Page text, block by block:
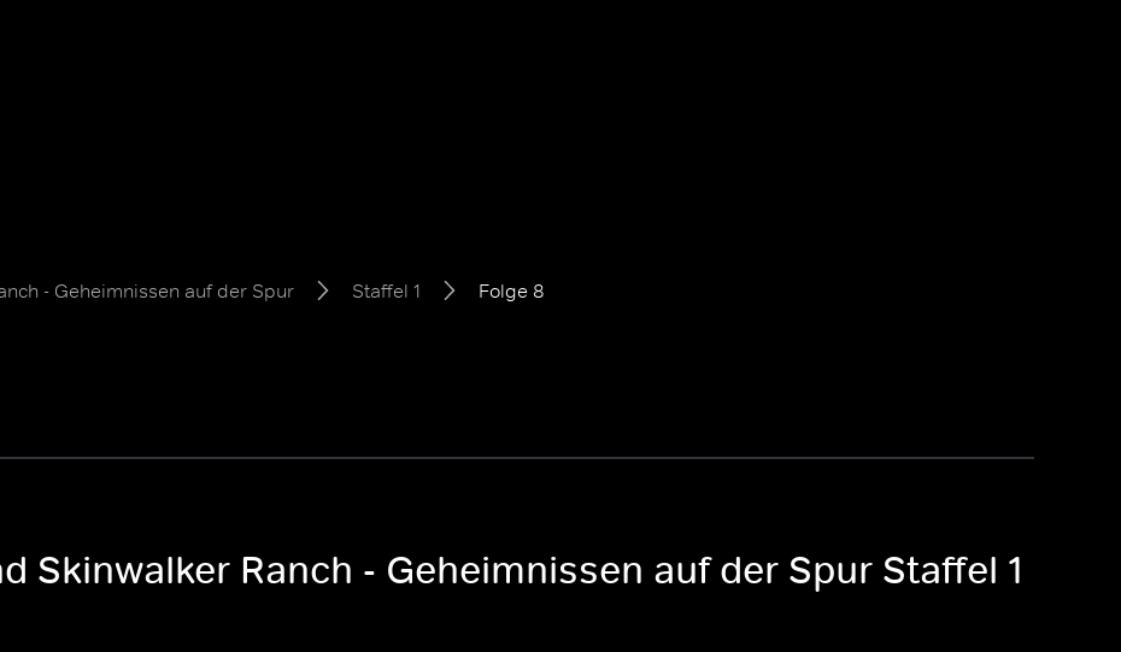
- Geheimnissen auf der Spur Staffel 1 Folge 8
Skinwalker Ranch - Geheimnissen auf der Spur Staffel 1